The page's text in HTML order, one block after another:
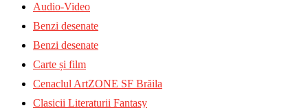
Audio-Video
Benzi desenate
Benzi desenate
Carte și film
Cenaclul ArtZONE SF Brăila
Clasicii Literaturii Fantasy